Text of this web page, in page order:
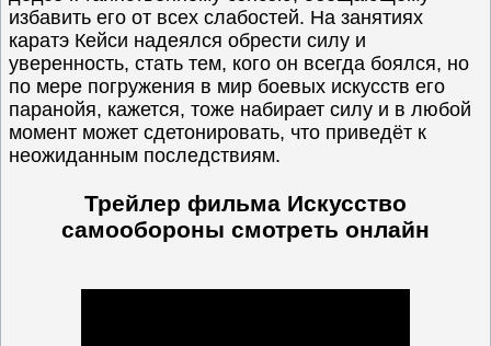
избавить его от всех слабостей. На занятиях
каратэ Кейси надеялся обрести силу и
уверенность, стать тем, кого он всегда боялся, но
по мере погружения в мир боевых искусств его
паранойя, кажется, тоже набирает силу и в любой
момент может сдетонировать, что приведёт к
неожиданным последствиям.
Трейлер фильма Искусство
самообороны смотреть онлайн